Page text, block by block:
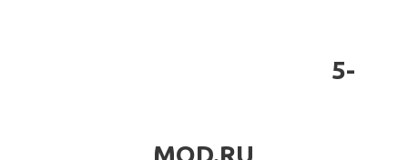
5-
MOD.RU